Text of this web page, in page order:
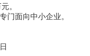
元。
门面向中小企业。
日